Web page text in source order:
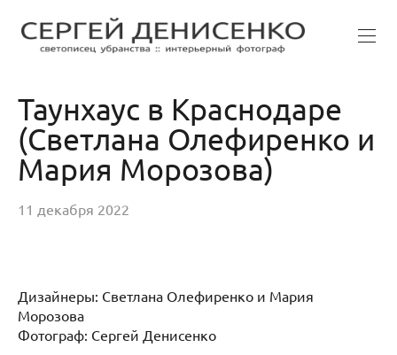
Таунхаус в Краснодаре
(Светлана Олефиренко и
Мария Морозова)
11 декабря 2022
Дизайнеры: Светлана Олефиренко и Мария
Морозова
Фотограф: Сергей Денисенко